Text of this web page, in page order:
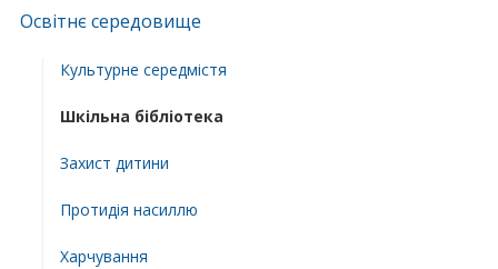
Освітнє середовище
Культурне середмістя
Шкільна бібліотека
Захист дитини
Протидія насиллю
Харчування